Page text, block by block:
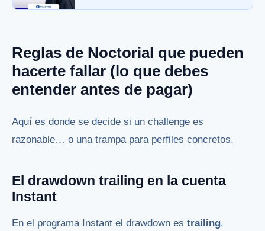
Reglas de Noctorial que pueden
hacerte fallar (lo que debes
entender antes de pagar)
Aquí es donde se decide si un challenge es
razonable… o una trampa para perfiles concretos.
El drawdown trailing en la cuenta
Instant
En el programa Instant el drawdown es trailing.